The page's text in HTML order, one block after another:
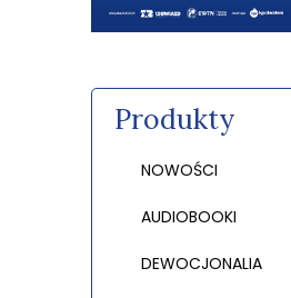
Produkty
NOWOŚCI
AUDIOBOOKI
DEWOCJONALIA